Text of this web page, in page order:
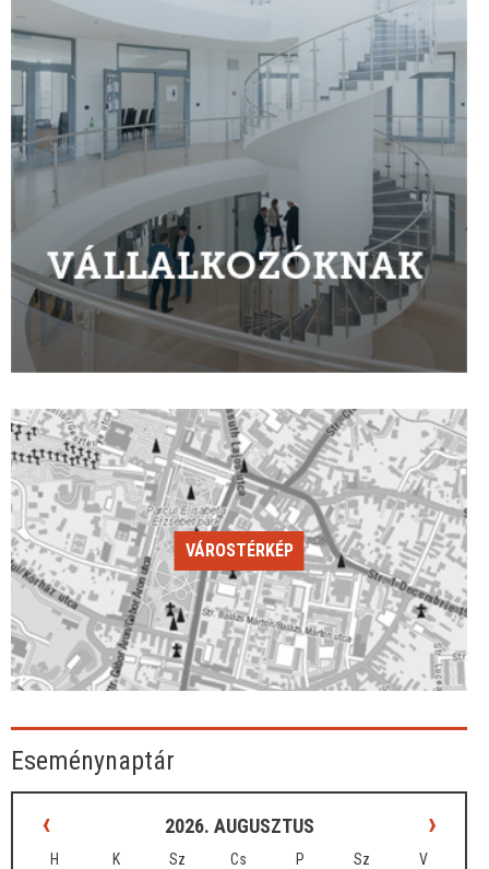
VÁROSTÉRKÉP
Eseménynaptár
‹ 2026. AUGUSZTUS ›
H K Sz Cs P Sz V